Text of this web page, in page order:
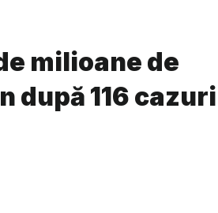
milioane de
după 116 cazuri